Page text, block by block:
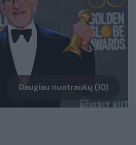
Daugiau nuotraukų (10)